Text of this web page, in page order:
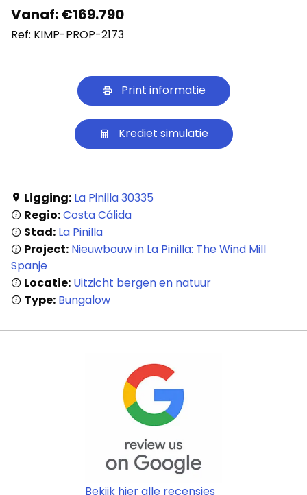
Vanaf: €169.790
Ref: KIMP-PROP-2173
Print informatie
Krediet simulatie
Ligging: La Pinilla 30335
Regio:Costa Cálida
Stad: La Pinilla
Project: Nieuwbouw in La Pinilla: The Wind Mill
Spanje
Locatie: Uitzicht bergen en natuur
Type: Bungalow
Bekijk hier alle recensies